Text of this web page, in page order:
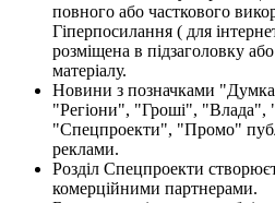
повного або часткового
Гіперпосилання ( для
розміщена в підзаголовку
матеріалу.
Новини з позначками
"Регіони", "Гроші",
"Спецпроекти", "Промо"
реклами.
Розділ Спецпроекти
комерційними партнерами.